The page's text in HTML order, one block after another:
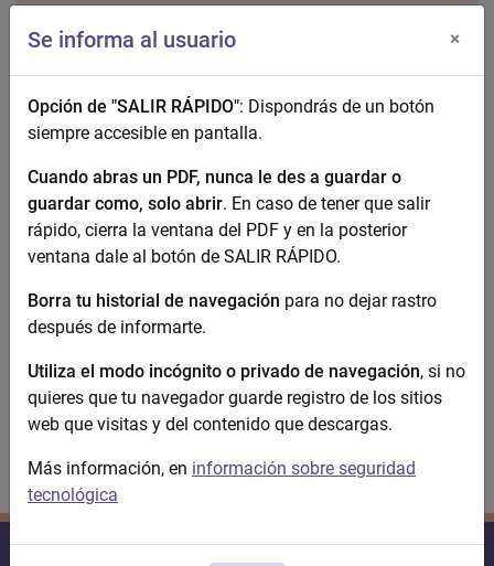
Igualdad
Recursos y Servicios
Documentación
Se informa al usuario ×
Opción de "SALIR RÁPIDO": Dispondrás de un botón
siempre accesible en pantalla.
Cuando abras un PDF, nunca le des a guardar o
guardar como, solo abrir. En caso de tener que salir
rápido, cierra la ventana del PDF y en la posterior
ventana dale al botón de SALIR RÁPIDO.
Borra tu historial de navegación para no dejar rastro
después de informarte.
Utiliza el modo incógnito o privado de navegación, si no
quieres que tu navegador guarde registro de los sitios
web que visitas y del contenido que descargas.
Más información, en información sobre seguridad
tecnológica